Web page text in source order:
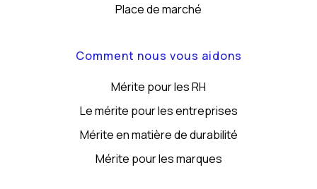
Place de marché
Comment nous vous aidons
Mérite pour les RH
Le mérite pour les entreprises
Mérite en matière de durabilité
Mérite pour les marques